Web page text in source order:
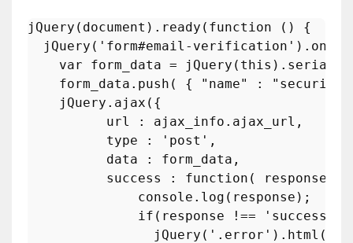
jQuery ( document ). ready ( function ( ) {
jQuery ( 'form#email-verification' ). on
var form_data = jQuery ( this ).
    form_data.
push ( { "name" : "security"
    jQuery.
ajax ({
          url : ajax_info.
ajax_url ,
          type :
'post' ,
          data : form_data,
          success :
function ( response
console . log (response);
if (response !== 'success'
jQuery ( '.error' ). html